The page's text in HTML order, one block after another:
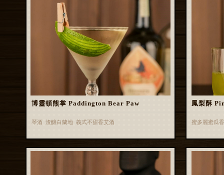
博靈頓熊掌 Paddington Bear Paw
琴酒 渣釀白蘭地 義式不甜香艾酒
鳳梨酥
蜜多麗蜜瓜